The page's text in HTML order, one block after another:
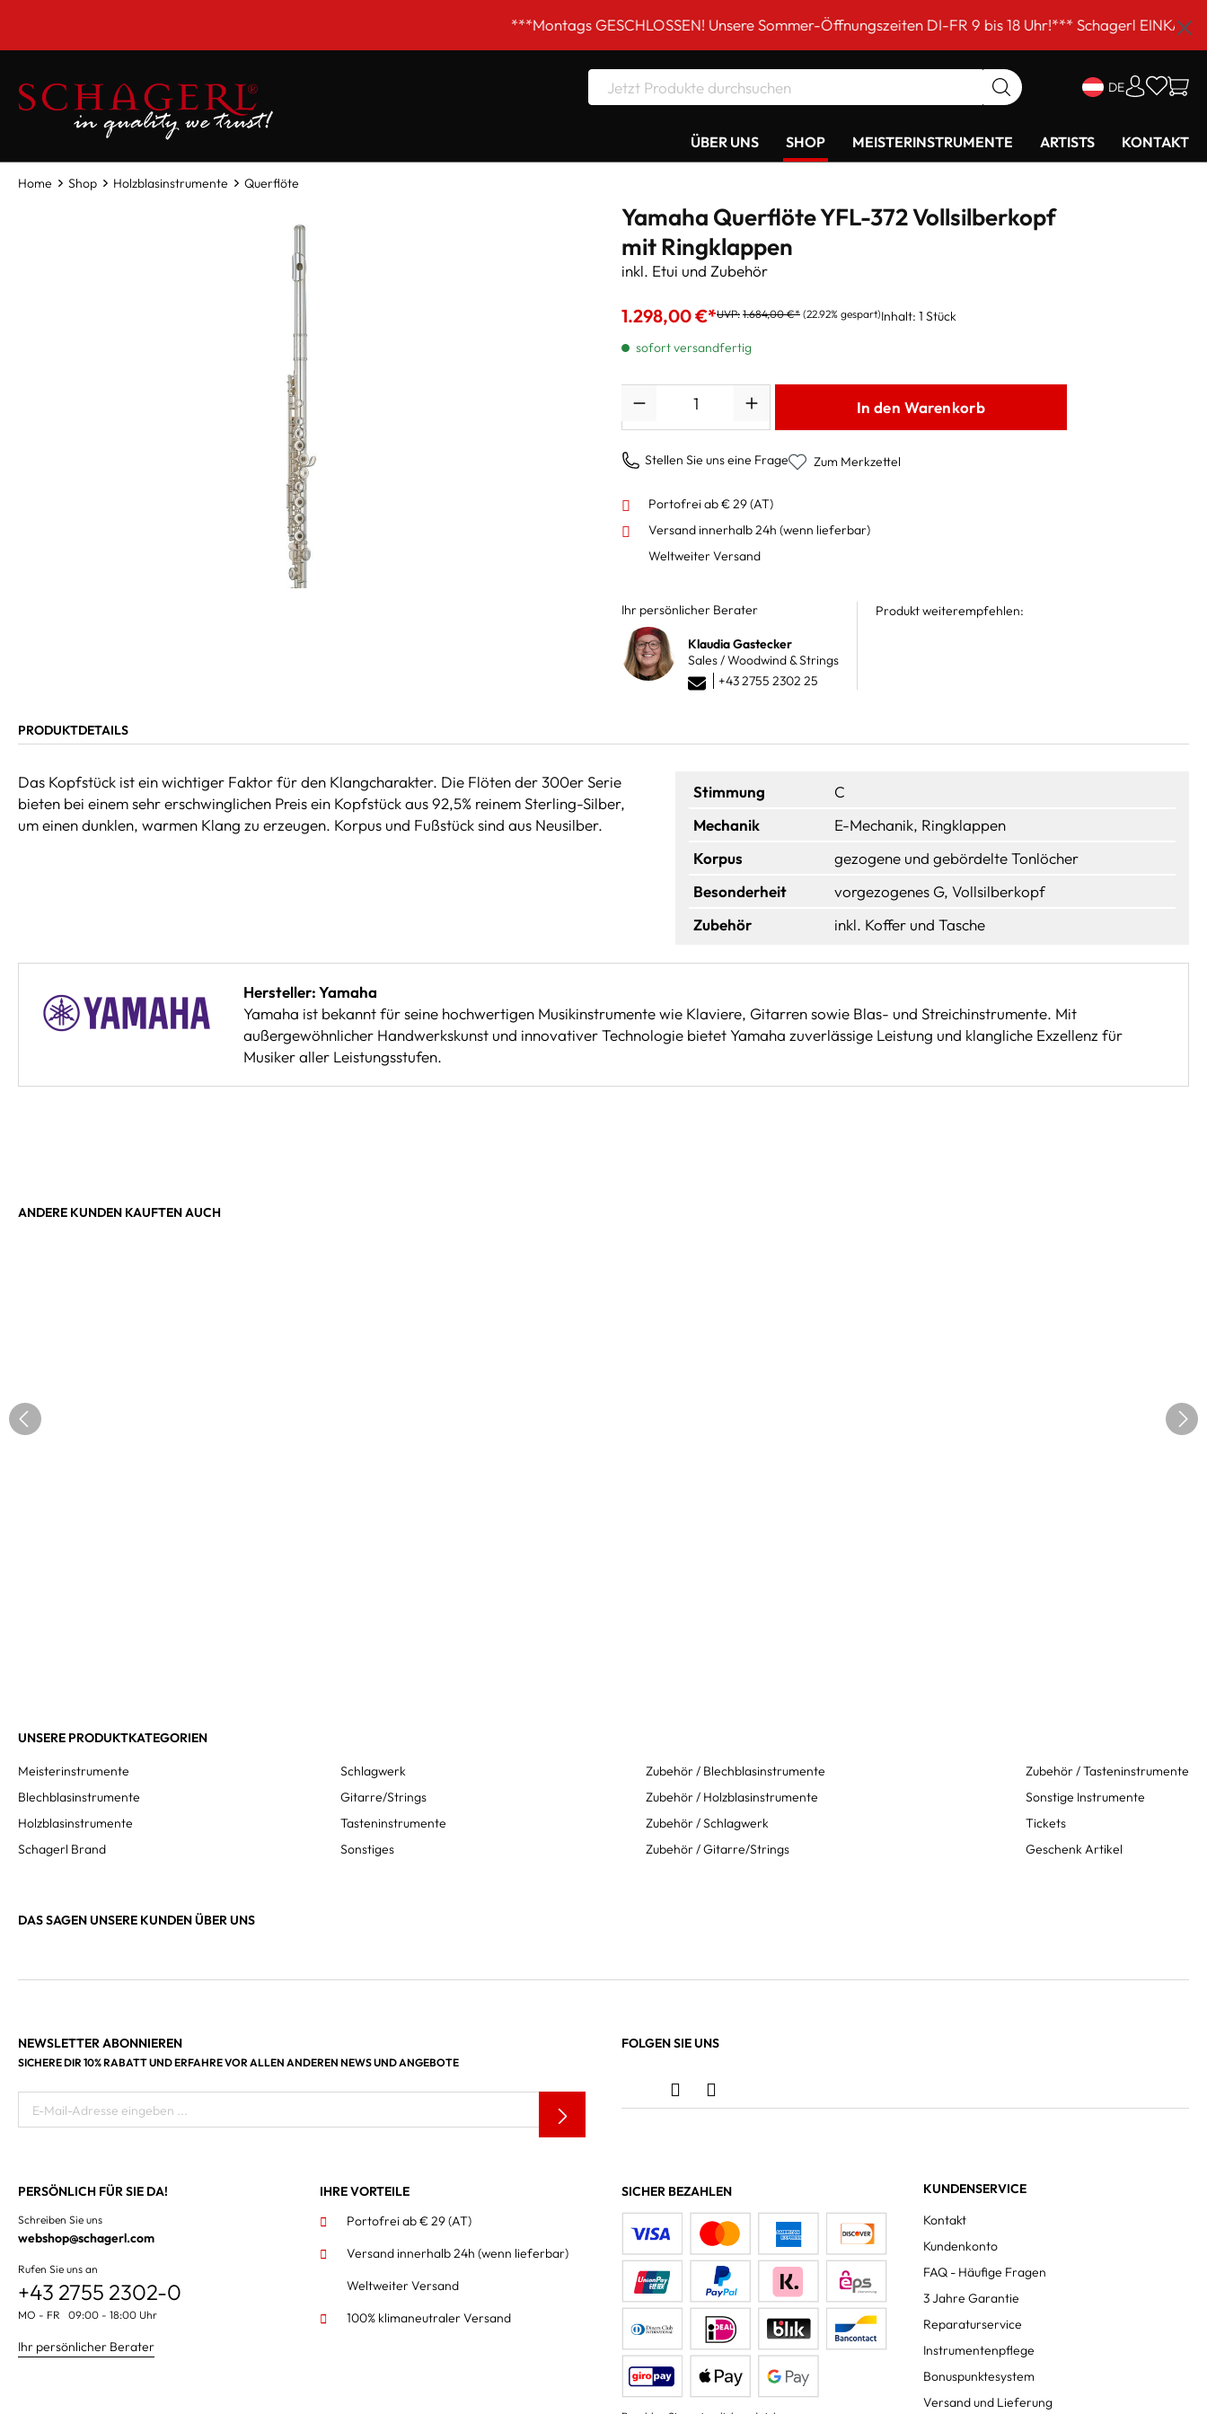
***Montags GESCHLOSSEN! Unsere Sommer-Öffnungszeiten DI-FR 9 bis 18 Uhr!*** Schagerl
DE
ÜBER UNS SHOP MEISTERINSTRUMENTE ARTISTS KONTAKT
Home Shop Holzblasinstrumente Querflöte
Yamaha Querflöte YFL-372 Vollsilberkopf
mit Ringklappen
inkl. Etui und Zubehör
1.298,00 €*UVP: 1.684,00 €* (22.92% gespart)Inhalt: 1 Stück
sofort versandfertig
In den Warenkorb
Stellen Sie uns eine Frage Zum Merkzettel
Portofrei ab € 29 (AT)
Versand innerhalb 24h (wenn lieferbar)
Weltweiter Versand
Ihr persönlicher Berater
Klaudia Gastecker
Sales / Woodwind & Strings
+43 2755 2302 25
Produkt weiterempfehlen:
PRODUKTDETAILS
Das Kopfstück ist ein wichtiger Faktor für den Klangcharakter. Die Flöten der 300er Serie
bieten bei einem sehr erschwinglichen Preis ein Kopfstück aus 92,5% reinem Sterling-Silber,
um einen dunklen, warmen Klang zu erzeugen. Korpus und Fußstück sind aus Neusilber.
Stimmung
C
Mechanik
E-Mechanik, Ringklappen
Korpus
gezogene und gebördelte Tonlöcher
Besonderheit
vorgezogenes G, Vollsilberkopf
Zubehör
inkl. Koffer und Tasche
Hersteller: Yamaha
Yamaha ist bekannt für seine hochwertigen Musikinstrumente wie Klaviere, Gitarren sowie Blas- und Streichinstrumente. Mit
außergewöhnlicher Handwerkskunst und innovativer Technologie bietet Yamaha zuverlässige Leistung und klangliche Exzellenz für
Musiker aller Leistungsstufen.
ANDERE KUNDEN KAUFTEN AUCH
UNSERE PRODUKTKATEGORIEN
Meisterinstrumente
Blechblasinstrumente
Holzblasinstrumente
Schagerl Brand
Schlagwerk
Gitarre/Strings
Tasteninstrumente
Sonstiges
Zubehör / Blechblasinstrumente
Zubehör / Holzblasinstrumente
Zubehör / Schlagwerk
Zubehör / Gitarre/Strings
Zubehör / Tasteninstrumente
Sonstige Instrumente
Tickets
Geschenk Artikel
DAS SAGEN UNSERE KUNDEN ÜBER UNS
NEWSLETTER ABONNIEREN
SICHERE DIR 10% RABATT UND ERFAHRE VOR ALLEN ANDEREN NEWS UND ANGEBOTE
E-Mail-Adresse eingeben ...
FOLGEN SIE UNS
PERSÖNLICH FÜR SIE DA!
Schreiben Sie uns
webshop@schagerl.com
Rufen Sie uns an
+43 2755 2302-0
MO - FR 09:00 - 18:00 Uhr
Ihr persönlicher Berater
IHRE VORTEILE
Portofrei ab € 29 (AT)
Versand innerhalb 24h (wenn lieferbar)
Weltweiter Versand
100% klimaneutraler Versand
SICHER BEZAHLEN
KUNDENSERVICE
Kontakt
Kundenkonto
FAQ - Häufige Fragen
3 Jahre Garantie
Reparaturservice
Instrumentenpflege
Bonuspunktesystem
Versand und Lieferung